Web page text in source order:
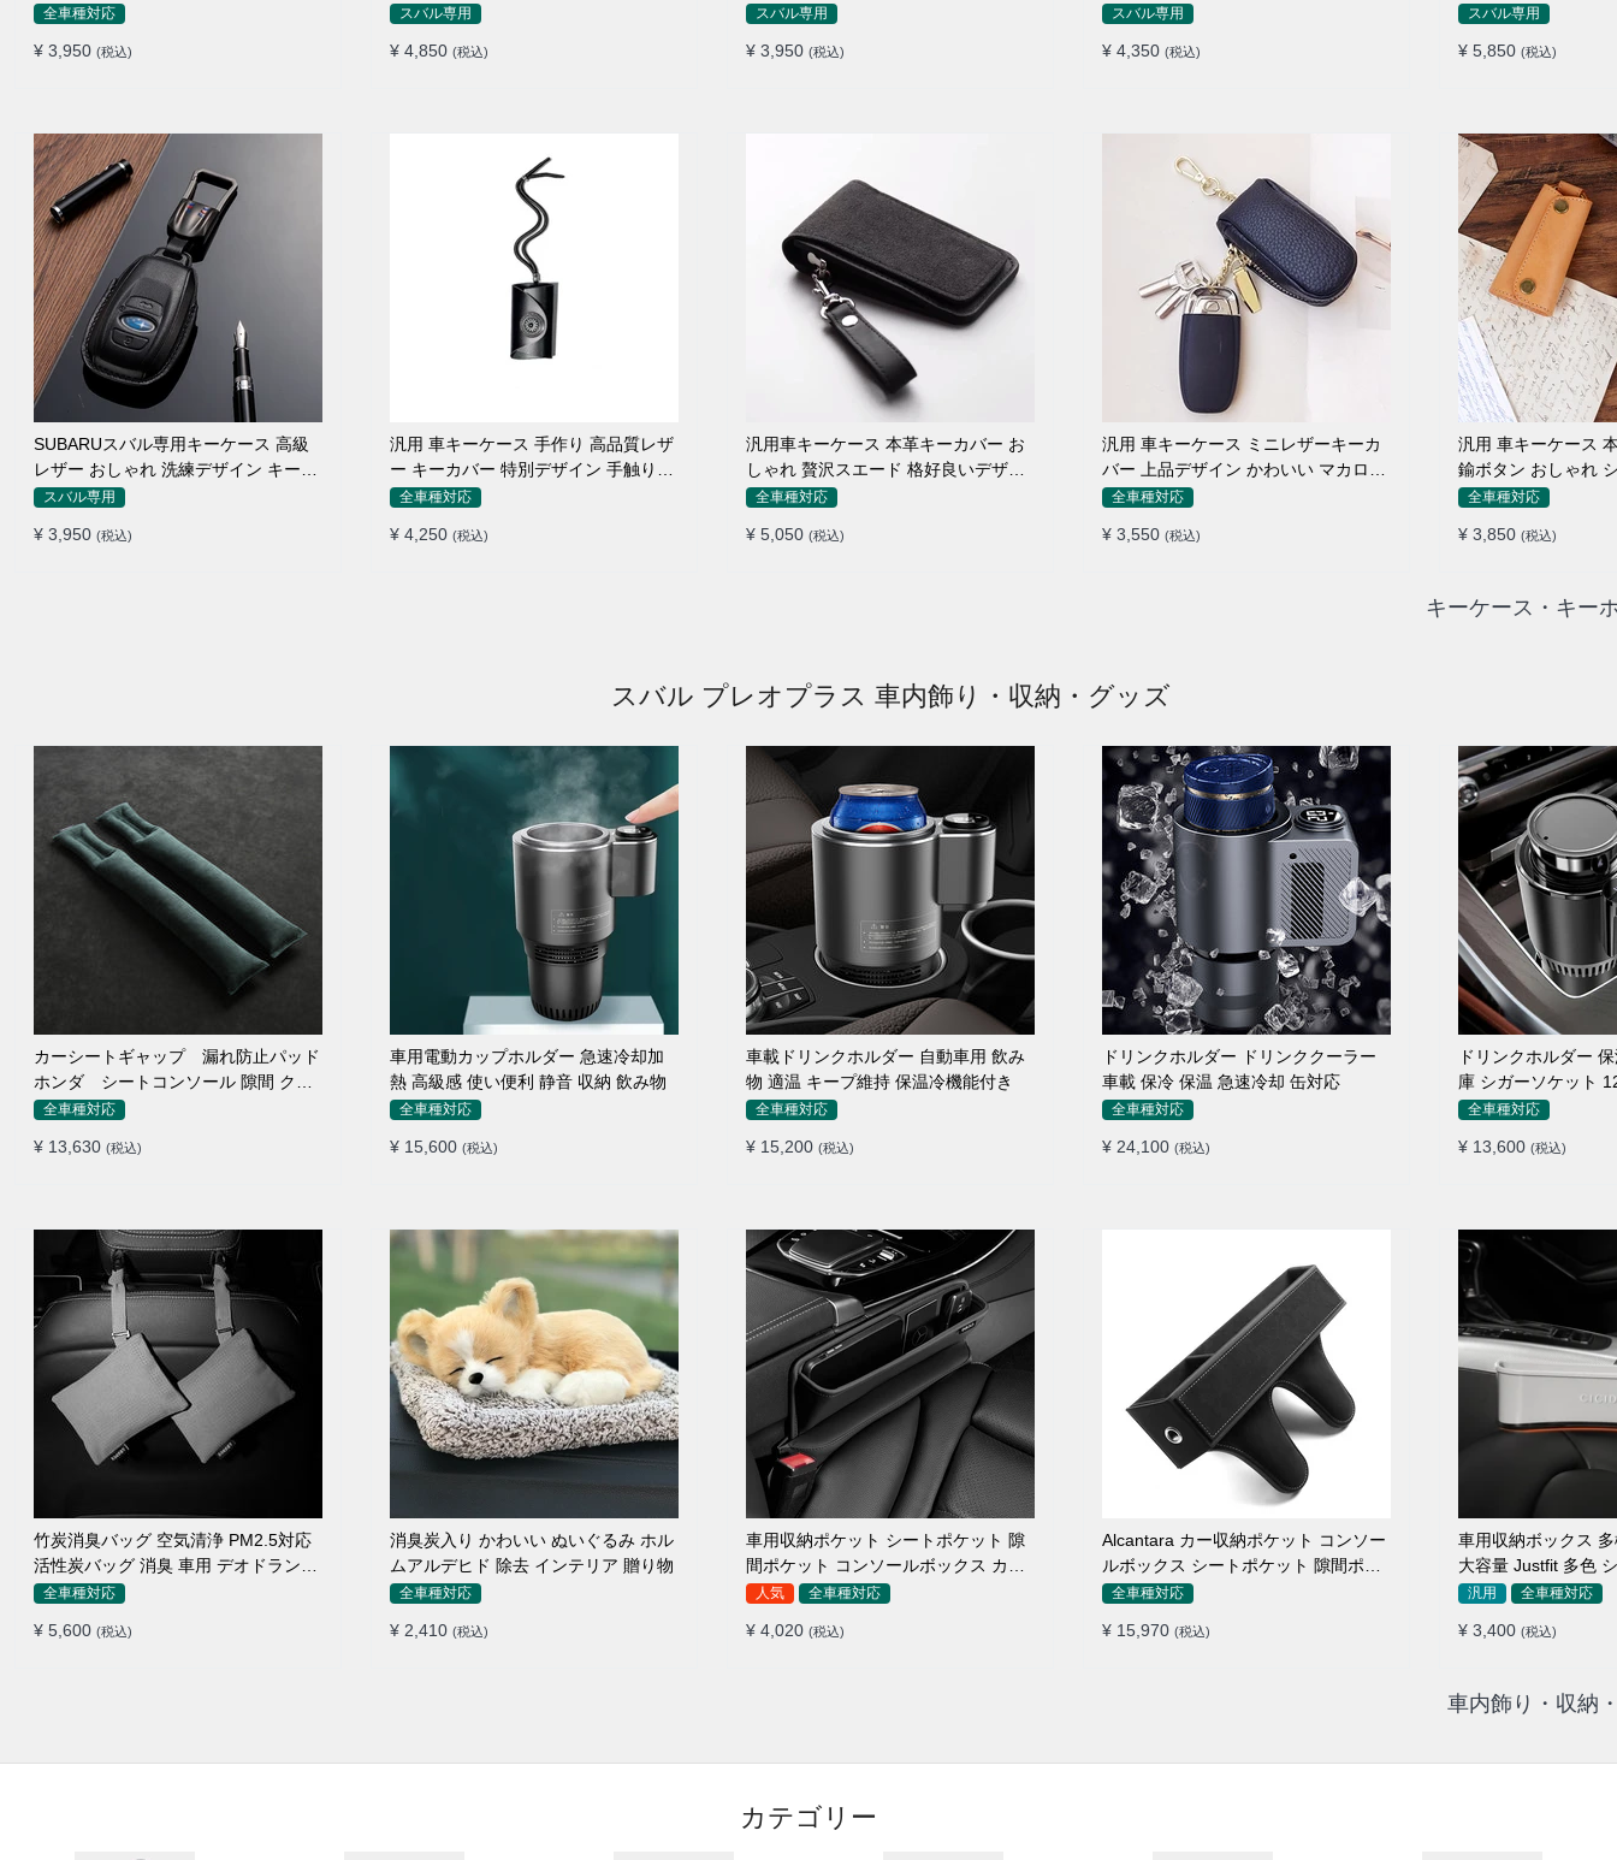
メイド
全車種対応
¥ 3,950 (税込)
ーカバー
スバル専用
¥ 4,850 (税込)
ト キーカバー
スバル専用
¥ 3,950 (税込)
キーカバー キーホルダー
スバル専用
¥ 4,350 (税込)
キーホルダー キー
スバル専用
¥ 5,850 (税込)
SUBARUスバル専用キーケース 高級
レザー おしゃれ 洗練デザイン キーカ
バー
スバル専用
¥ 3,950 (税込)
汎用 車キーケース 手作り 高品質レザ
ー キーカバー 特別デザイン 手触りい
い全車種対応
¥ 4,250 (税込)
汎用車キーケース 本革キーカバー お
しゃれ 贅沢スエード 格好良いデザイ
ン全車種対応
¥ 5,050 (税込)
汎用 車キーケース ミニレザーキーカ
バー 上品デザイン かわいい マカロン
色全車種対応
¥ 3,550 (税込)
汎用 車キーケース
鍮ボタン おしゃれ
全車種対応
¥ 3,850 (税込)
キーケース・キー
スバル プレオプラス 車内飾り・収納・グッズ
カーシートギャップ 漏れ防止パッド
ホンダ シートコンソール 隙間 クッ
ション
全車種対応
¥ 13,630 (税込)
車用電動カップホルダー 急速冷却加
熱 高級感 使い便利 静音 収納 飲み物
全車種対応
¥ 15,600 (税込)
車載ドリンクホルダー 自動車用 飲み
物 適温 キープ維持 保温冷機能付き
全車種対応
¥ 15,200 (税込)
ドリンクホルダー ドリンククーラー
車載 保冷 保温 急速冷却 缶対応
全車種対応
¥ 24,100 (税込)
ドリンクホルダー
庫 シガーソケット
全車種対応
¥ 13,600 (税込)
竹炭消臭バッグ 空気清浄 PM2.5対応
活性炭バッグ 消臭 車用 デオドラント
繰り返し使用可
全車種対応
¥ 5,600 (税込)
消臭炭入り かわいい ぬいぐるみ ホル
ムアルデヒド 除去 インテリア 贈り物
全車種対応
¥ 2,410 (税込)
車用収納ポケット シートポケット 隙
間ポケット コンソールボックス カー
用品
人気 全車種対応
¥ 4,020 (税込)
Alcantara カー収納ポケット コンソー
ルボックス シートポケット 隙間ポケ
ットセット
全車種対応
¥ 15,970 (税込)
車用収納ボックス
大容量 Justfit 多色
ャップ 隙間収納
汎用 全車種対応
¥ 3,400 (税込)
車内飾り・収納
カテゴリー